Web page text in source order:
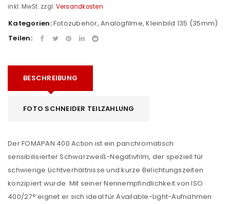
inkl. MwSt. zzgl. Versandkosten
Kategorien:Fotozubehör, Analogfilme,Kleinbild 135 (35mm)
Teilen:
BESCHREIBUNG
FOTO SCHNEIDER TEILZAHLUNG
Der FOMAPAN 400 Action ist ein panchromatisch
sensibilisierter Schwarzweiß-Negativfilm, der speziell für
schwierige Lichtverhältnisse und kurze Belichtungszeiten
konzipiert wurde. Mit seiner Nennempfindlichkeit von ISO
400/27° eignet er sich ideal für Available-Light-Aufnahmen